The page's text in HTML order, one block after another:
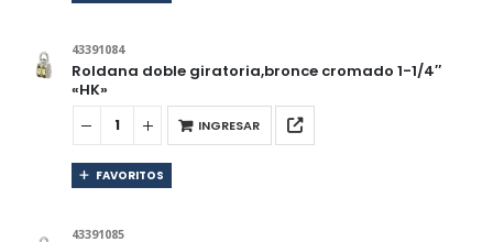
43391084
Roldana doble giratoria,bronce cromado 1-1/4″
«HK»
INGRESAR
FAVORITOS
43391085